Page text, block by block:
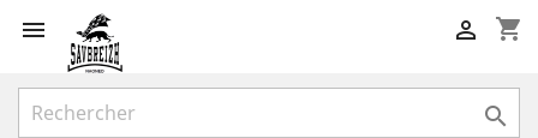
 shopping_cart

